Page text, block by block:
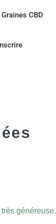
Graines CBD
généreuse.